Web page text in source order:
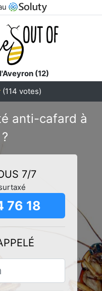
(12)
(114 votes)
anti-cafard à
7/7
76 18